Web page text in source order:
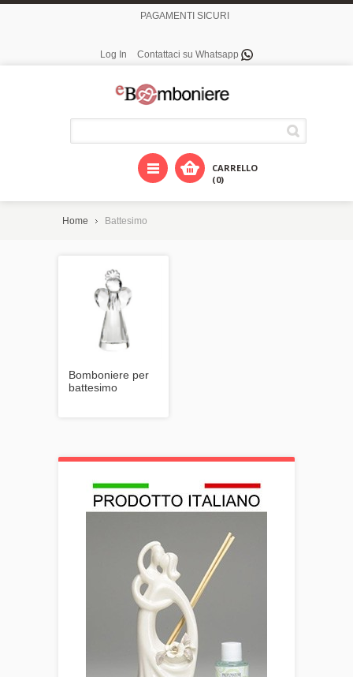
PAGAMENTI SICURI
Log In Contattaci su Whatsapp
CARRELLO
(0)
Home Battesimo
Bomboniere per
battesimo